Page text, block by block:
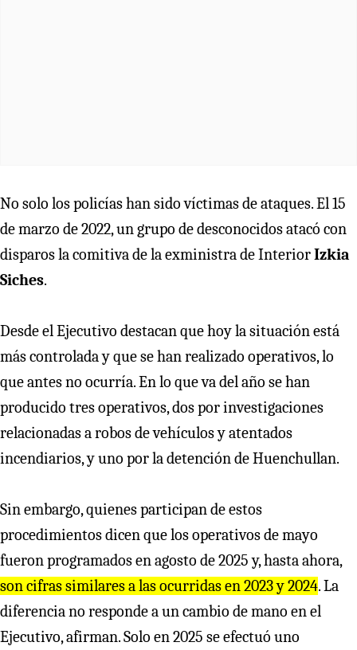
No solo los policías han sido víctimas de ataques. El 15
de marzo de 2022, un grupo de desconocidos atacó con
disparos la comitiva de la exministra de InteriorIzkia
Siches.
Desde el Ejecutivo destacan que hoy la situación está
más controlada y que se han realizado operativos, lo
que antes no ocurría. En lo que va del año se han
producido tres operativos, dos por investigaciones
relacionadas a robos de vehículos y atentados
incendiarios, y uno por la detención de Huenchullan.
Sin embargo, quienes participan de estos
procedimientos dicen que los operativos de mayo
fueron programados en agosto de 2025 y, hasta ahora,
son cifras similares a las ocurridas en 2023 y 2024. La
diferencia no responde a un cambio de mano en el
Ejecutivo, afirman. Solo en 2025 se efectuó uno